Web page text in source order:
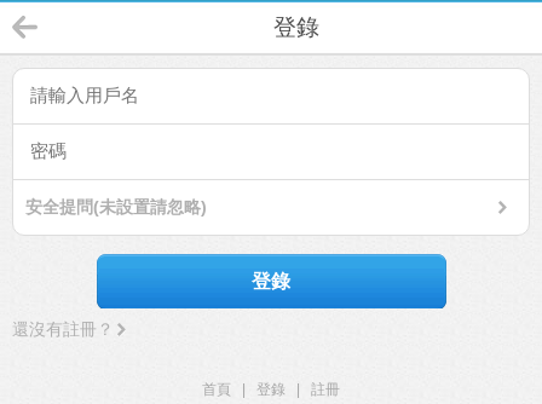
登錄
安全提問(未設置請忽略)
登錄
還沒有註冊？
首頁 登錄
註冊